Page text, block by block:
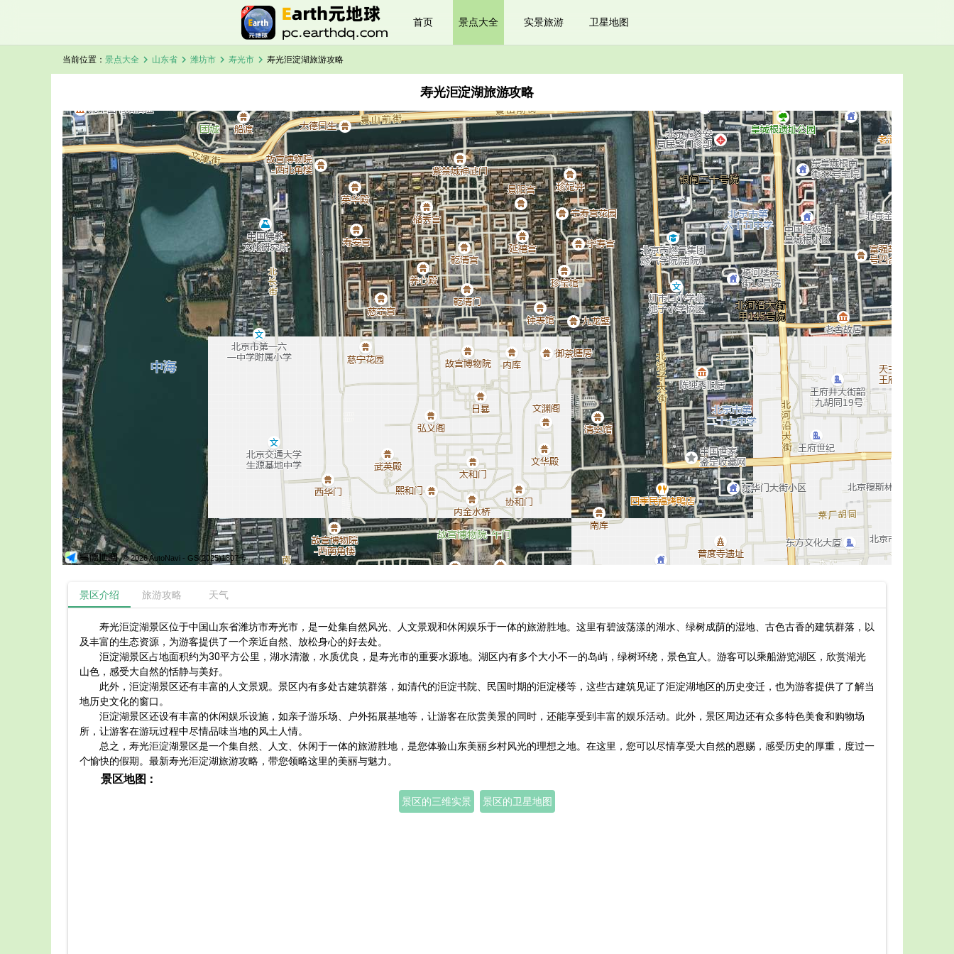
首页 景点大全 实景旅游 卫星地图
当前位置： 景点大全 chevron_right 山东省 chevron_right 潍坊市 chevron_right 寿光市 chevron_right 寿光洰淀湖旅游攻略
寿光洰淀湖旅游攻略
寿光洰淀湖卫星地图加载中，请稍候...
© 2026 AutoNavi - GS(2025)1807号
景区介绍 旅游攻略 天气
寿光洰淀湖景区位于中国山东省潍坊市寿光市，是一处集自然风光、人文景观和休闲娱乐于一体的旅游胜地。这里有碧波荡漾的湖水、绿树成荫的湿地、古色古香的建筑群落，以
及丰富的生态资源，为游客提供了一个亲近自然、放松身心的好去处。
洰淀湖景区占地面积约为30平方公里，湖水清澈，水质优良，是寿光市的重要水源地。湖区内有多个大小不一的岛屿，绿树环绕，景色宜人。游客可以乘船游览湖区，欣赏湖光
山色，感受大自然的恬静与美好。
此外，洰淀湖景区还有丰富的人文景观。景区内有多处古建筑群落，如清代的洰淀书院、民国时期的洰淀楼等，这些古建筑见证了洰淀湖地区的历史变迁，也为游客提供了了解当
地历史文化的窗口。
洰淀湖景区还设有丰富的休闲娱乐设施，如亲子游乐场、户外拓展基地等，让游客在欣赏美景的同时，还能享受到丰富的娱乐活动。此外，景区周边还有众多特色美食和购物场
所，让游客在游玩过程中尽情品味当地的风土人情。
总之，寿光洰淀湖景区是一个集自然、人文、休闲于一体的旅游胜地，是您体验山东美丽乡村风光的理想之地。在这里，您可以尽情享受大自然的恩赐，感受历史的厚重，度过一
个愉快的假期。最新寿光洰淀湖旅游攻略，带您领略这里的美丽与魅力。
景区地图：
景区的三维实景 景区的卫星地图